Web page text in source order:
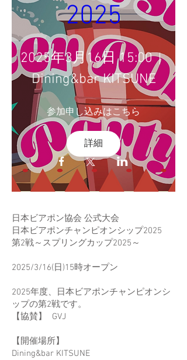
2025
2025年3月16日 15:00
Dining&bar KITSUNE
参加申し込みはこちら
詳細
日本ビアポン協会 公式大会
日本ビアポンチャンピオンシップ2025
第2戦～スプリングカップ2025～
2025/3/16(日)15時オープン
2025年度、日本ビアポンチャンピオンシ
ップの第2戦です。
​【協賛】 GVJ
【開催場所】
Dining&bar KITSUNE